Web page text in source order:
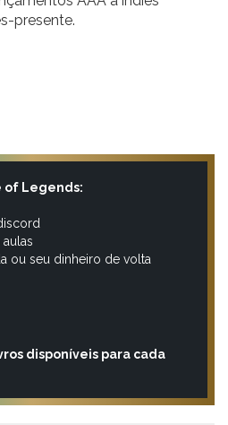
presente.
of Legends:
ou seu dinheiro de volta
disponíveis para cada